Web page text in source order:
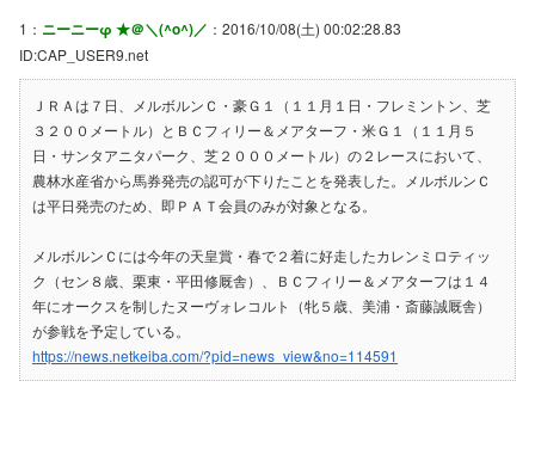
1： ニーニーφ ★＠＼(^o^)／ ：2016/10/08(土) 00:02:28.83
ID:CAP_USER9.net
ＪＲＡは７日、メルボルンＣ・豪Ｇ１（１１月１日・フレミントン、芝
３２００メートル）とＢＣフィリー＆メアターフ・米Ｇ１（１１月５
日・サンタアニタパーク、芝２０００メートル）の２レースにおいて、
農林水産省から馬券発売の認可が下りたことを発表した。メルボルンＣ
は平日発売のため、即ＰＡＴ会員のみが対象となる。
メルボルンＣには今年の天皇賞・春で２着に好走したカレンミロティッ
ク（セン８歳、栗東・平田修厩舎）、ＢＣフィリー＆メアターフは１４
年にオークスを制したヌーヴォレコルト（牝５歳、美浦・斎藤誠厩舎）
が参戦を予定している。
https://news.netkeiba.com/?pid=news_view&no=114591